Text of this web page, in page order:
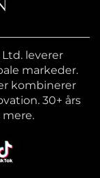
leverer
markeder.
kombinerer
30+ års